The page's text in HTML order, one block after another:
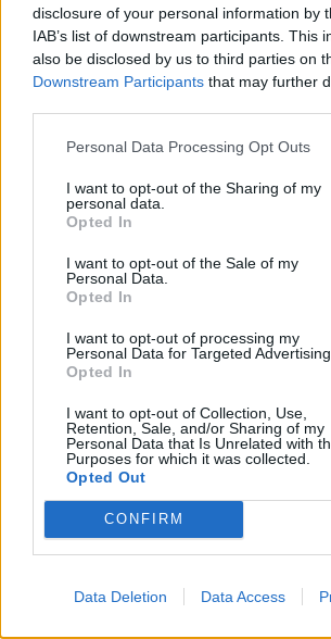
disclosure of your personal information by
IAB’s list of downstream participants. This
also be disclosed by us to third parties on
Downstream Participants that may further
Personal Data Processing Opt Outs
I want to opt-out of the Sharing of my
personal data.
Opted In
I want to opt-out of the Sale of my
Personal Data.
Opted In
I want to opt-out of processing my
Personal Data for Targeted Advertising.
Opted In
I want to opt-out of Collection, Use,
Retention, Sale, and/or Sharing of my
Personal Data that Is Unrelated with
Purposes for which it was collected.
Opted Out
CONFIRM
Data Deletion Data Access
Shakespeare művei túl szexuálisak
számára - ezért nem is olvashatják
Florida több iskolakörzete is korlátozza
"túlságosan szexuális" tartalmúnak ítélték meg.
Közoktatás
Gál Luca